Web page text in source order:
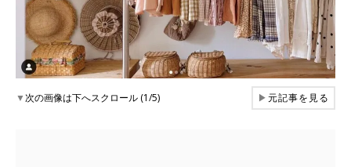
▼次の画像は下へスクロール (1/5) ▶元記事を見る